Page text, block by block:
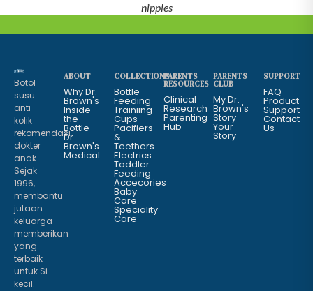
nipples
Botol
susu
anti
kolik
rekomendasi
dokter
anak.
Sejak
1996,
membantu
jutaan
keluarga
memberikan
yang
terbaik
untuk Si
kecil.
ABOUT
Why Dr.
Brown's
Inside
the
Bottle
Dr.
Brown's
Medical
COLLECTIONS
Bottle
Feeding
Trainiing
Cups
Pacifiers
&
Teethers
Electrics
Toddler
Feeding
Accecories
Baby
Care
Speciality
Care
PARENTS
RESOURCES
Clinical
Research
Parenting
Hub
PARENTS
CLUB
My Dr.
Brown's
Story
Your
Story
SUPPORT
FAQ
Product
Support
Contact
Us